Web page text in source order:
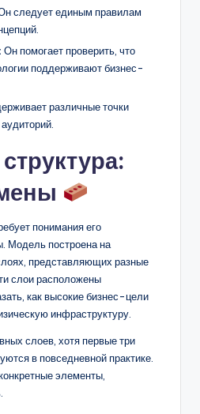
следует единым правилам
Он помогает проверить, что
поддерживают бизнес-
различные точки
понимания его
Модель построена на
представляющих разные
слои расположены
как высокие бизнес-цели
инфраструктуру.
слоев, хотя первые три
в повседневной практике.
элементы,